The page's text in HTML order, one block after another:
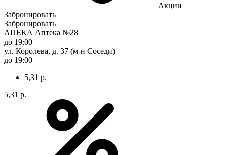
Акции
Забронировать
Забронировать
АПЕКА Аптека №28
до 19:00
ул. Королева, д. 37 (м-н Соседи)
до 19:00
5,31 р.
5,31 р.